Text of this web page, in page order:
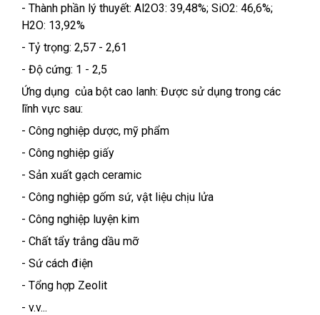
- Thành phần lý thuyết: Al2O3: 39,48%; SiO2: 46,6%;
H2O: 13,92%
- Tỷ trọng: 2,57 - 2,61
- Độ cứng: 1 - 2,5
Ứng dụng của bột cao lanh: Được sử dụng trong các
lĩnh vực sau:
- Công nghiệp dược, mỹ phẩm
- Công nghiệp giấy
- Sản xuất gạch ceramic
- Công nghiệp gốm sứ, vật liệu chịu lửa
- Công nghiệp luyện kim
- Chất tẩy trắng dầu mỡ
- Sứ cách điện
- Tổng hợp Zeolit
- v.v...